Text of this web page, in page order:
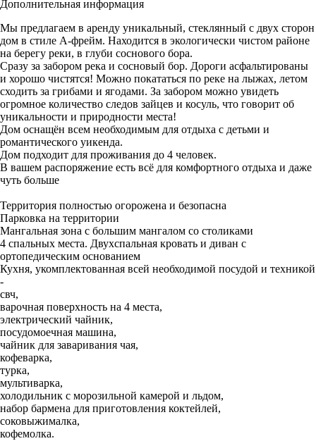
Дополнительная информация
Мы предлагаем в аренду уникальный, стеклянный с двух сторон
дом в стиле А-фрейм. Находится в экологически чистом районе
на берегу реки, в глуби соснового бора.
Сразу за забором река и сосновый бор. Дороги асфальтированы
и хорошо чистятся! Можно покататься по реке на лыжах, летом
сходить за грибами и ягодами. За забором можно увидеть
огромное количество следов зайцев и косуль, что говорит об
уникальности и природности места!
Дом оснащён всем необходимым для отдыха с детьми и
романтического уикенда.
Дом подходит для проживания до 4 человек.
В вашем распоряжение есть всё для комфортного отдыха и даже
чуть больше
Территория полностью огорожена и безопасна
Парковка на территории
Мангальная зона с большим мангалом со столиками
4 спальных места. Двухспальная кровать и диван с
ортопедическим основанием
Кухня, укомплектованная всей необходимой посудой и техникой
-
свч,
варочная поверхность на 4 места,
электрический чайник,
посудомоечная машина,
чайник для заваривания чая,
кофеварка,
турка,
мультиварка,
холодильник с морозильной камерой и льдом,
набор бармена для приготовления коктейлей,
соковыжималка,
кофемолка.